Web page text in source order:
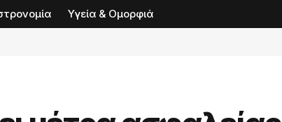
Υγεία & Ομορφιά